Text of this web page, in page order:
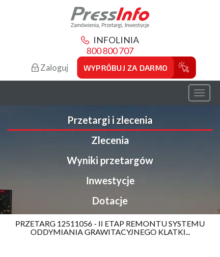
INFOLINIA
800 800 707
Zaloguj WYPRÓBUJ ZA DARMO
Toggle
Przetargi i zlecenia
Zlecenia
Wyniki przetargów
Inwestycje
Dotacje
PRZETARG 12511056 - II ETAP REMONTU SYSTEMU
ODDYMIANIA GRAWITACYJNEGO KLATKI...